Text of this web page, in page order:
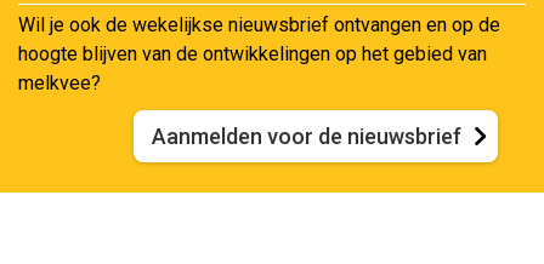
Wil je ook de wekelijkse nieuwsbrief ontvangen en op de
hoogte blijven van de ontwikkelingen op het gebied van
melkvee?
Aanmelden voor de nieuwsbrief